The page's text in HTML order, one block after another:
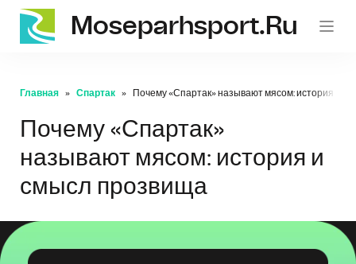
Moseparhsport.ru
Главная Спартак Почему «Спартак» называют мясом: история и
Почему «Спартак»
называют мясом: история и
смысл прозвища